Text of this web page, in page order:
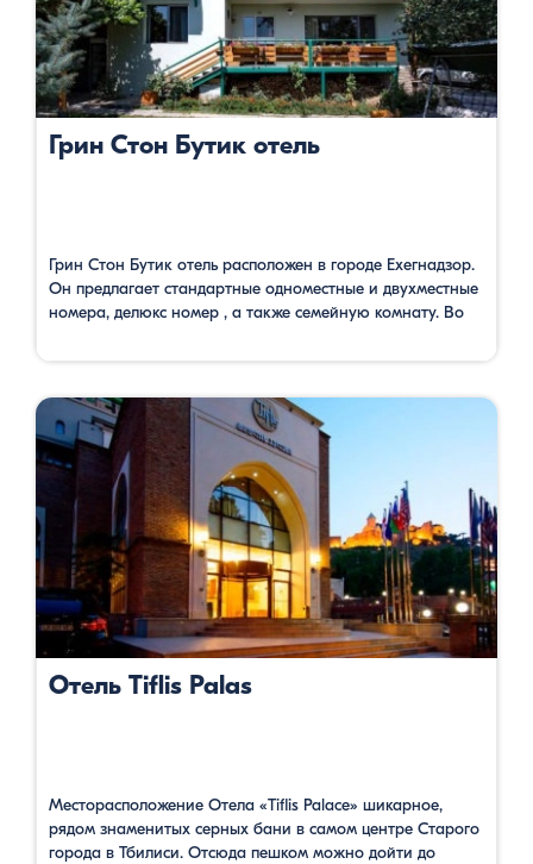
Грин Стон Бутик отель
Грин Стон Бутик отель расположен в городе Ехегнадзор.
Он предлагает стандартные одноместные и двухместные
номера, делюкс номер , а также семейную комнату. Во
имеют возможность наслаждаться свежим воздухом в
саду, где есть открытый бассейн, …
Отель Tiflis Palas
Месторасположение Отела «Tiflis Palace» шикарное,
рядом знаменитых серных бани в самом центре Старого
города в Тбилиси. Отсюда пешком можно дойти до